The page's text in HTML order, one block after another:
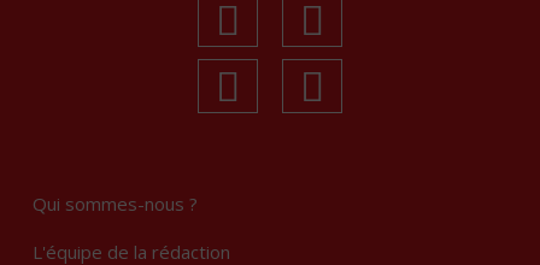
facebook
linkedin
Qui sommes-nous ?
L'équipe de la rédaction